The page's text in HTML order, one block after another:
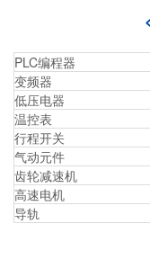
PLC编程器
变频器
低压电器
温控表
行程开关
气动元件
齿轮减速机
高速电机
导轨